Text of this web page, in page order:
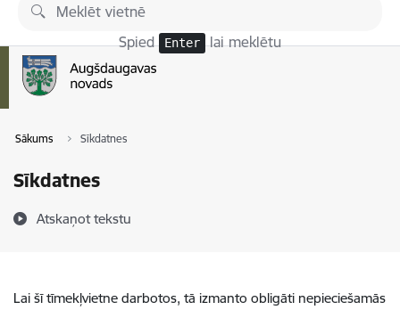
Pāriet uz lapas saturu
Spied Enter lai meklētu
Sākums Sīkdatnes
Sīkdatnes
Atskaņot tekstu
Lai šī tīmekļvietne darbotos, tā izmanto obligāti nepieciešamās